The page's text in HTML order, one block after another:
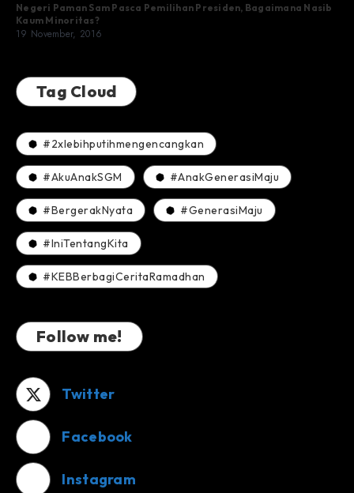
Negeri Paman Sam Pasca Pemilihan Presiden, Bagaimana Nasib
Kaum Minoritas?
19 November, 2016
Tag Cloud
#2xlebihputihmengencangkan
#AkuAnakSGM #AnakGenerasiMaju
#BergerakNyata #GenerasiMaju
#IniTentangKita
#KEBBerbagiCeritaRamadhan
Follow me!
Twitter
Facebook
Instagram